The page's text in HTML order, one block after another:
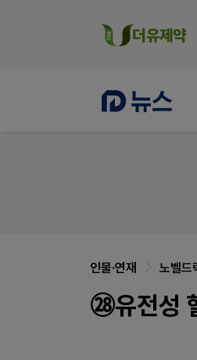
인물·연재 노벨드
㉘유전성